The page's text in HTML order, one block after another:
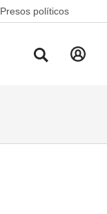
Presos políticos